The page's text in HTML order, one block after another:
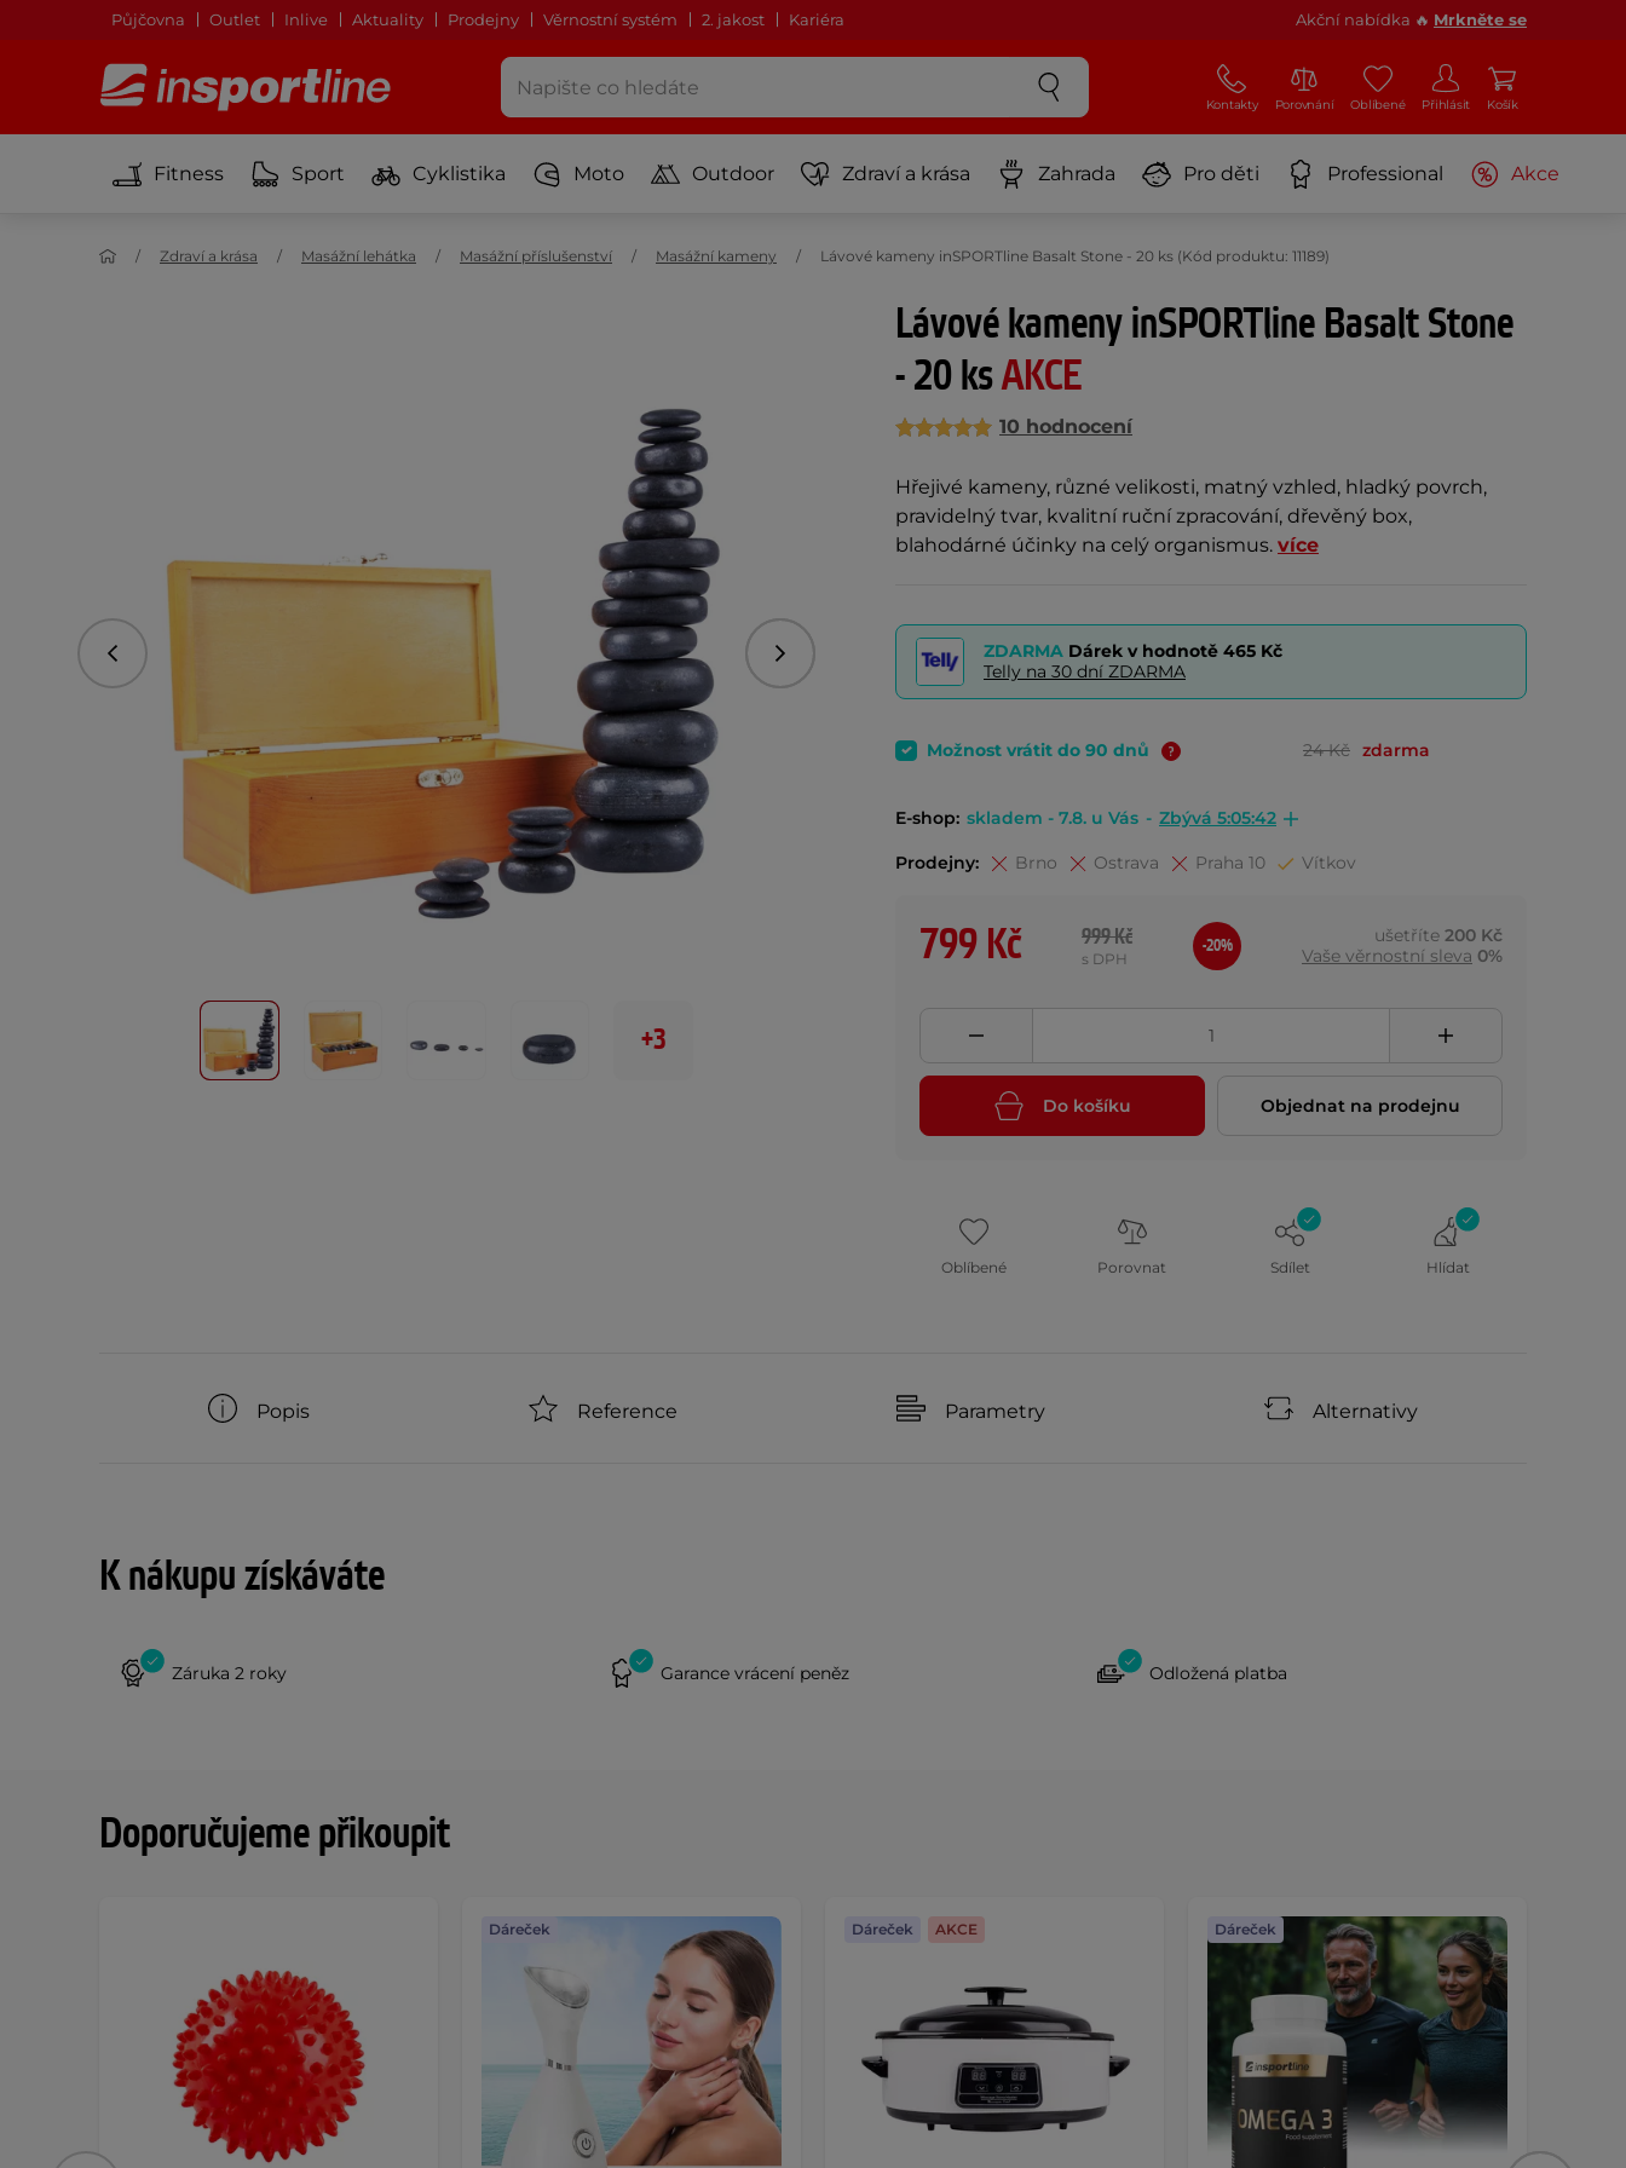
Půjčovna Outlet Inlive Aktuality Prodejny Věrnostní systém 2. jakost Kariéra Akční nabídka 🔥 Mrkněte se
Kontakty Porovnání Oblíbené Přihlásit Košík
Fitness Sport Cyklistika Moto Outdoor Zdraví a krása Zahrada Pro děti Professional Akce
Zdraví a krása Masážní lehátka Masážní příslušenství Masážní kameny Lávové kameny inSPORTline Basalt Stone - 20 ks (Kód produktu: 11189)
Lávové kameny inSPORTline Basalt Stone
- 20 ksAKCE
10 hodnocení
Hřejivé kameny, různé velikosti, matný vzhled, hladký povrch,
pravidelný tvar, kvalitní ruční zpracování, dřevěný box,
blahodárné účinky na celý organismus. více
Předchozí Následující
+3
ZDARMA Dárek v hodnotě 465 Kč
Telly na 30 dní ZDARMA
Možnost vrátit do 90 dnů 24 Kč zdarma
E-shop: skladem - 7.8. u Vás - Zbývá 5:05:41
Prodejny: Brno Ostrava Praha 10 Vítkov
799 Kč 999 Kč
s DPH
-20% ušetříte 200 Kč
Vaše věrnostní sleva 0%
Do košíku Objednat na prodejnu
Oblíbené Porovnat Sdílet Hlídat
Popis Reference Parametry Alternativy
K nákupu získáváte
Záruka 2 roky Garance vrácení peněz Odložená platba
Doporučujeme přikoupit
Dáreček Dáreček AKCE Dáreček